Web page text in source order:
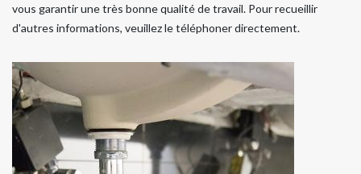
vous garantir une très bonne qualité de travail. Pour recueillir
d'autres informations, veuillez le téléphoner directement.